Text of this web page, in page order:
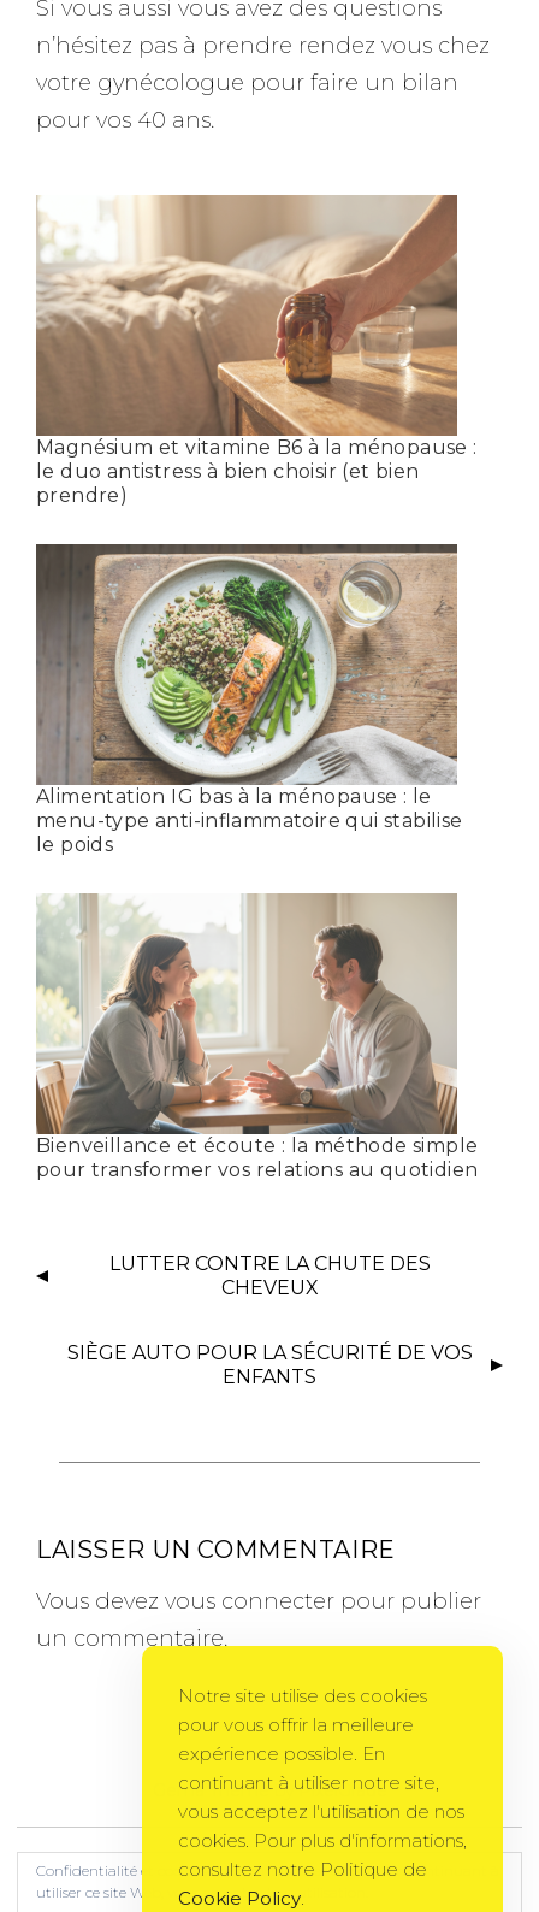
Si vous aussi vous avez des questions
n’hésitez pas à prendre rendez vous chez
votre gynécologue pour faire un bilan
pour vos 40 ans.
Magnésium et vitamine B6 à la ménopause :
le duo antistress à bien choisir (et bien
prendre)
Alimentation IG bas à la ménopause : le
menu-type anti-inflammatoire qui stabilise
le poids
Bienveillance et écoute : la méthode simple
pour transformer vos relations au quotidien
LUTTER CONTRE LA CHUTE DES
CHEVEUX
SIÈGE AUTO POUR LA SÉCURITÉ DE VOS
ENFANTS
LAISSER UN COMMENTAIRE
Vous devez vous connecter pour publier
un commentaire.
Gema Theme by PixelGrade
Notre site utilise des cookies
pour vous offrir la meilleure
expérience possible. En
continuant à utiliser notre site,
vous acceptez l'utilisation de nos
cookies. Pour plus d'informations,
consultez notre Politique de
Cookie Policy.
Confidentialité et cookies : ce site utilise des cookies. En continuant à
utiliser ce site Web, vous acceptez leur utilisation.